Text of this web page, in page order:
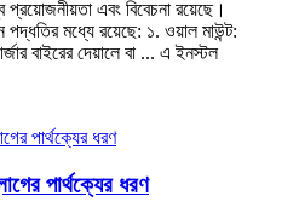
প্রয়োজনীয়তা এবং বিবেচনা রয়েছে।
পদ্ধতির মধ্যে রয়েছে: ১. ওয়াল মাউন্ট:
বাইরের দেয়ালে বা ... এ ইনস্টল
পার্থক্যের ধরণ